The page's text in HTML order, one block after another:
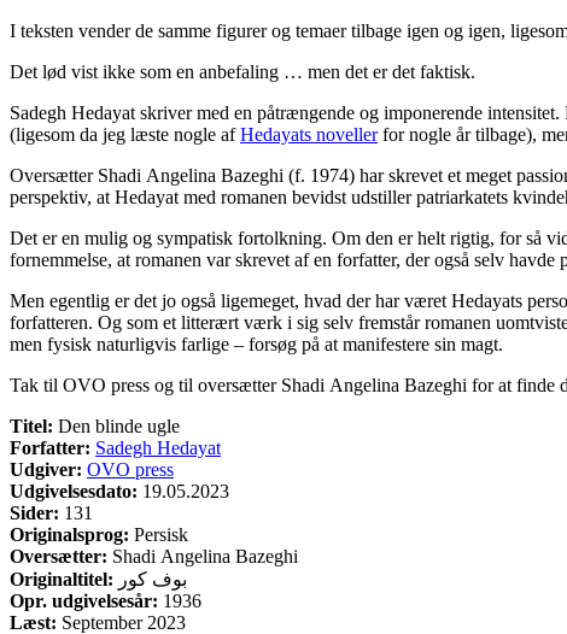
I teksten vender de samme figurer og temaer tilbage igen og igen,
Det lød vist ikke som en anbefaling … men det er det faktisk.
Sadegh Hedayat skriver med en påtrængende og imponerende
(ligesom da jeg læste nogle afHedayats novellerfor nogle år tilbage),
Oversætter Shadi Angelina Bazeghi (f. 1974) har skrevet et meget
perspektiv, at Hedayat med romanen bevidst udstiller patriarkatets
Det er en mulig og sympatisk fortolkning. Om den er helt rigtig, for så
fornemmelse, at romanen var skrevet af en forfatter, der også selv
Men egentlig er det jo også ligemeget, hvad der har været Hedayats
forfatteren. Og som et litterært værk i sig selv fremstår romanen
men fysisk naturligvis farlige – forsøg på at manifestere sin magt.
Tak til OVO press og til oversætter Shadi Angelina Bazeghi for at finde
Titel: Den blinde ugle
Forfatter: Sadegh Hedayat
Udgiver: OVO press
Udgivelsesdato: 19.05.2023
Sider: 131
Originalsprog: Persisk
Oversætter: Shadi Angelina Bazeghi
Originaltitel: بوف کور
Opr. udgivelsesår: 1936
Læst: September 2023